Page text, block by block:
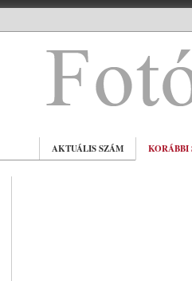
AKTUÁLIS SZÁM KORÁBBI